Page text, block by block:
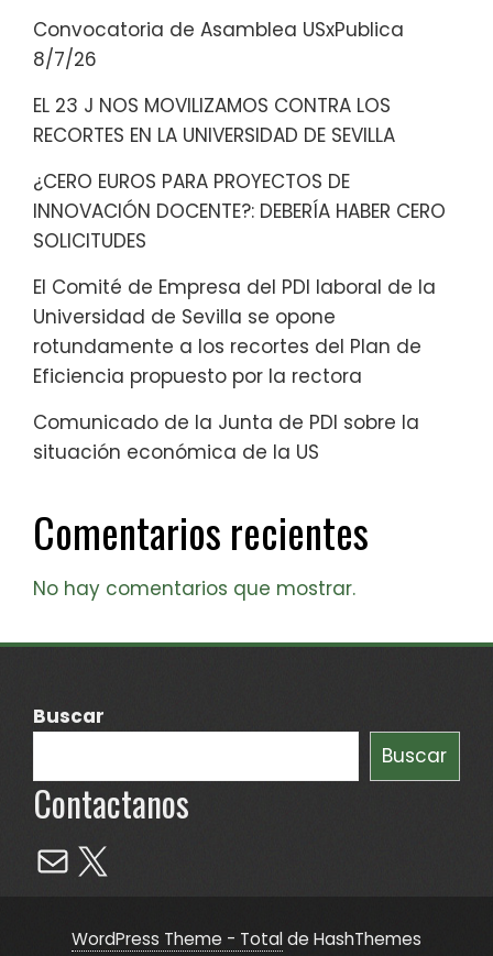
Convocatoria de Asamblea USxPublica
8/7/26
EL 23 J NOS MOVILIZAMOS CONTRA LOS
RECORTES EN LA UNIVERSIDAD DE SEVILLA
¿CERO EUROS PARA PROYECTOS DE
INNOVACIÓN DOCENTE?: DEBERÍA HABER CERO
SOLICITUDES
El Comité de Empresa del PDI laboral de la
Universidad de Sevilla se opone
rotundamente a los recortes del Plan de
Eficiencia propuesto por la rectora
Comunicado de la Junta de PDI sobre la
situación económica de la US
Comentarios recientes
No hay comentarios que mostrar.
Buscar
Buscar
Contactanos
Mail
X
WordPress Theme - Totalde HashThemes